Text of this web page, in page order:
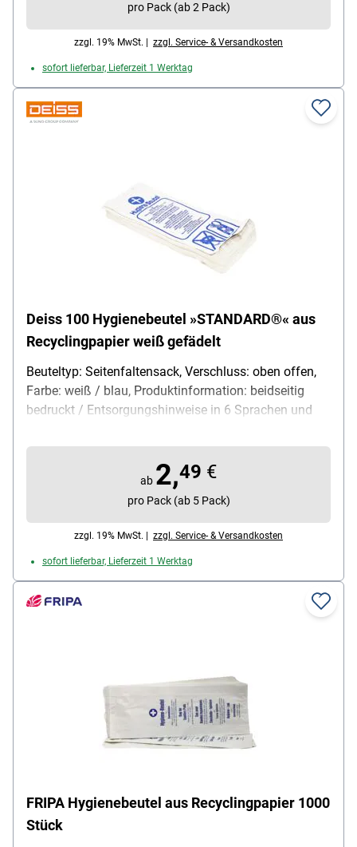
pro Pack (ab 2 Pack)
zzgl. 19% MwSt. | zzgl. Service- & Versandkosten
sofort lieferbar, Lieferzeit 1 Werktag
Deiss 100 Hygienebeutel »STANDARD®« aus
Recyclingpapier weiß gefädelt
Beuteltyp: Seitenfaltensack, Verschluss: oben offen,
Farbe: weiß / blau, Produktinformation: beidseitig
bedruckt / Entsorgungshinweise in 6 Sprachen und
35 g/m², Maße (B/H): ca. 11 + 5 / 29 cm,
Besonderheiten: 100% Recyclingpapier, Lieferumfang:
ab 2,49 €
pro Pack (ab 5 Pack)
zzgl. 19% MwSt. | zzgl. Service- & Versandkosten
sofort lieferbar, Lieferzeit 1 Werktag
FRIPA Hygienebeutel aus Recyclingpapier 1000
Stück